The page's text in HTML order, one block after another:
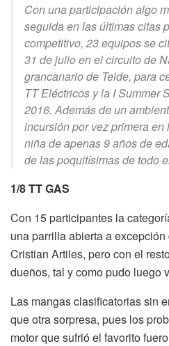
Con una participación algo
seguida en las últimas citas
competitivo, 23 equipos se
31 de julio en el circuito de
grancanario de Telde, para
TT Eléctricos y la I Summer
2016. Además de un
incursión por vez primera
niña de apenas 9 años de
de las poquitísimas de todo
1/8 TT GAS
Con 15 participantes la
una parrilla abierta a
Cristian Artiles, pero con el
dueños, tal y como pudo luego
Las mangas clasificatorias sin
que otra sorpresa, pues los
motor que sufrió el favorito